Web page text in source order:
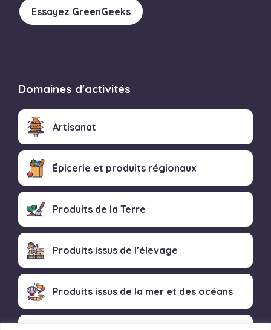
Essayez GreenGeeks
Domaines d'activités
Artisanat
Épicerie et produits régionaux
Produits de la Terre
Produits issus de l’élevage
Produits issus de la mer et des océans